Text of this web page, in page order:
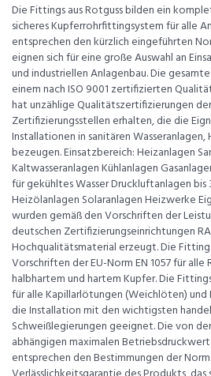
Die Fittings aus Rotguss bilden ein
sicheres Kupferrohrfittingsystem für alle
entsprechen den kürzlich eingeführten
eignen sich für eine große Auswahl an
und industriellen Anlagenbau. Die
einem nach ISO 9001 zertifizierten
hat unzählige Qualitätszertifizierungen
Zertifizierungsstellen erhalten, die die
Installationen in sanitären Wasseranlagen,
bezeugen. Einsatzbereich: Heizanlagen
Kaltwasseranlagen Kühlanlagen
für gekühltes Wasser Druckluftanlagen
Heizölanlagen Solaranlagen Heizwerke
wurden gemäß den Vorschriften der
deutschen Zertifizierungseinrichtungen
Hochqualitätsmaterial erzeugt. Die
Vorschriften der EU-Norm EN 1057 für
halbhartem und hartem Kupfer. Die
für alle Kapillarlötungen (Weichlöten)
die Installation mit den wichtigsten
Schweißlegierungen geeignet. Die von
abhängigen maximalen
entsprechen den Bestimmungen der